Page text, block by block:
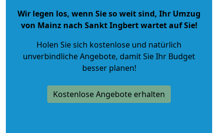
Wir legen los, wenn Sie so weit sind, Ihr Umzug
von Mainz nach Sankt Ingbert wartet auf Sie!
Holen Sie sich kostenlose und natürlich
unverbindliche Angebote, damit Sie Ihr Budget
besser planen!
Kostenlose Angebote erhalten